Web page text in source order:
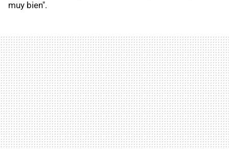
muy bien".